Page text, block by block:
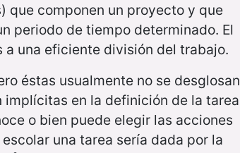
que componen un proyecto y que
periodo de tiempo determinado. El
una eficiente división del trabajo.
éstas usualmente no se desglosan
en la definición de la tarea
o bien puede elegir las acciones
una tarea sería dada por la